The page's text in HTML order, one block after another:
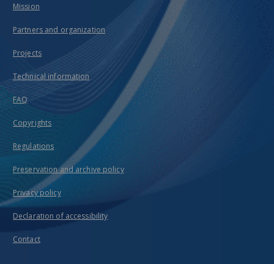
Mission
Partners and organization
Projects
Technical information
FAQ
Copyrights
Regulations
Preservation and archive policy
Privacy policy
Declaration of accessibility
Contact